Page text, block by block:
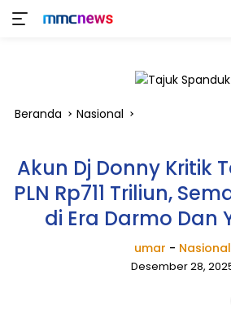
Beranda Nasional
Akun Dj Donny Kritik
PLN Rp711 Triliun,
di Era Darmo Dan
umar - Nasional
Desember 28,